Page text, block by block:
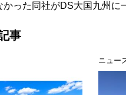
かった同社がDS大国九州に
事
ニュー